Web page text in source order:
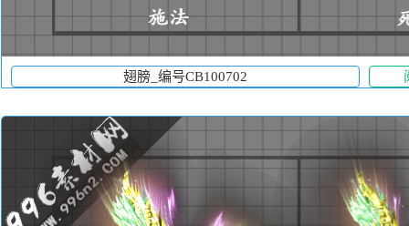
翅膀_编号CB100702